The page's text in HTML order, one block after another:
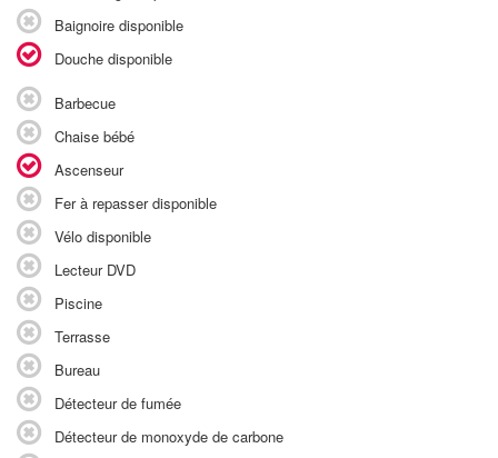
Baignoire disponible
Douche disponible
Barbecue
Chaise bébé
Ascenseur
Fer à repasser disponible
Vélo disponible
Lecteur DVD
Piscine
Terrasse
Bureau
Détecteur de fumée
Détecteur de monoxyde de carbone